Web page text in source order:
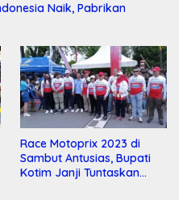
Naik, Pabrikan
Race Motoprix 2023 di
Sambut Antusias, Bupati
Kotim Janji Tuntaskan